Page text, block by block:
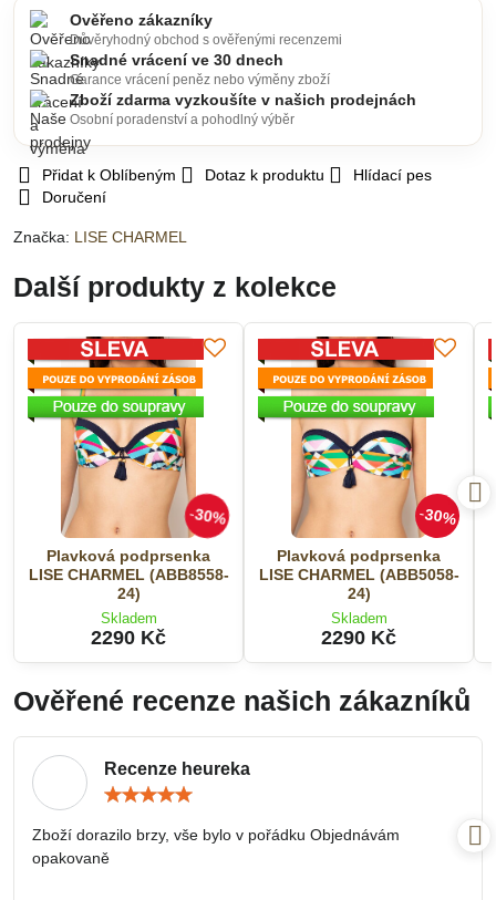
Přidat k Oblíbeným Dotaz k produktu
Hlídací pes
Doručení
Značka: LISE CHARMEL
Ověřeno zákazníky
Důvěryhodný obchod s ověřenými recenzemi
Snadné vrácení ve 30 dnech
Garance vrácení peněz nebo výměny zboží
Zboží zdarma vyzkoušíte v našich prodejnách
Osobní poradenství a pohodlný výběr
Další produkty z kolekce
30%
Plavková podprsenka
LISE CHARMEL (ABB8558-
24)
Skladem
2290 Kč
30%
Plavková podprsenka
LISE CHARMEL (ABB5058-
24)
Skladem
2290 Kč
Ověřené recenze našich zákazníků
Recenze heureka
5
Zboží dorazilo brzy, vše bylo v pořádku Objednávám
opakovaně